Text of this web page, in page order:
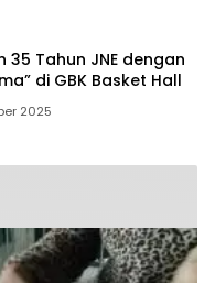
35 Tahun JNE dengan
di GBK Basket Hall
2025